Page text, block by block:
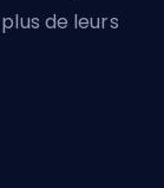
de leurs